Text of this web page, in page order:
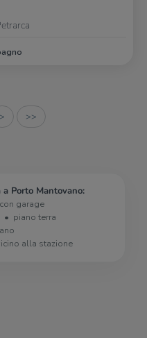
> >>
Porto Mantovano:
con garage
piano terra
alla stazione